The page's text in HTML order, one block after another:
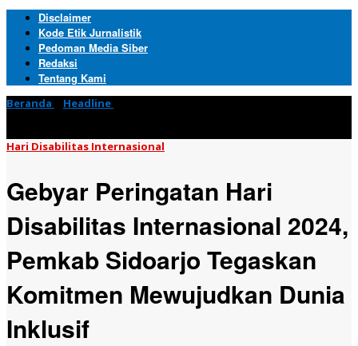
Disclaimer
Kode Etik Jurnalistik
Pedoman Media Siber
Redaksi
Tentang Kami
Beranda Headline
Hari Disabilitas Internasional
Gebyar Peringatan Hari
Disabilitas Internasional 2024,
Pemkab Sidoarjo Tegaskan
Komitmen Mewujudkan Dunia
Inklusif